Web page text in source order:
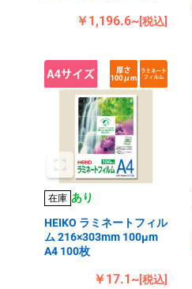
￥1,196.6~[税込]
在庫 あり
HEIKO ラミネートフィル
ム 216×303mm 100μm
A4 100枚
￥17.1~[税込]